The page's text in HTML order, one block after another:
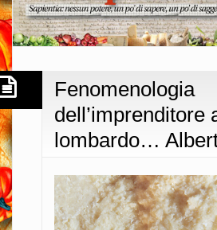
Fenomenologia
dell’imprenditore
lombardo…